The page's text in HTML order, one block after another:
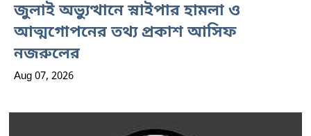
জুলাই অভ্যুত্থানে স্নাইপার হামলা ও
আত্মগোপনের তথ্য প্রকাশ আসিফ
নজরুলের
Aug 07, 2026